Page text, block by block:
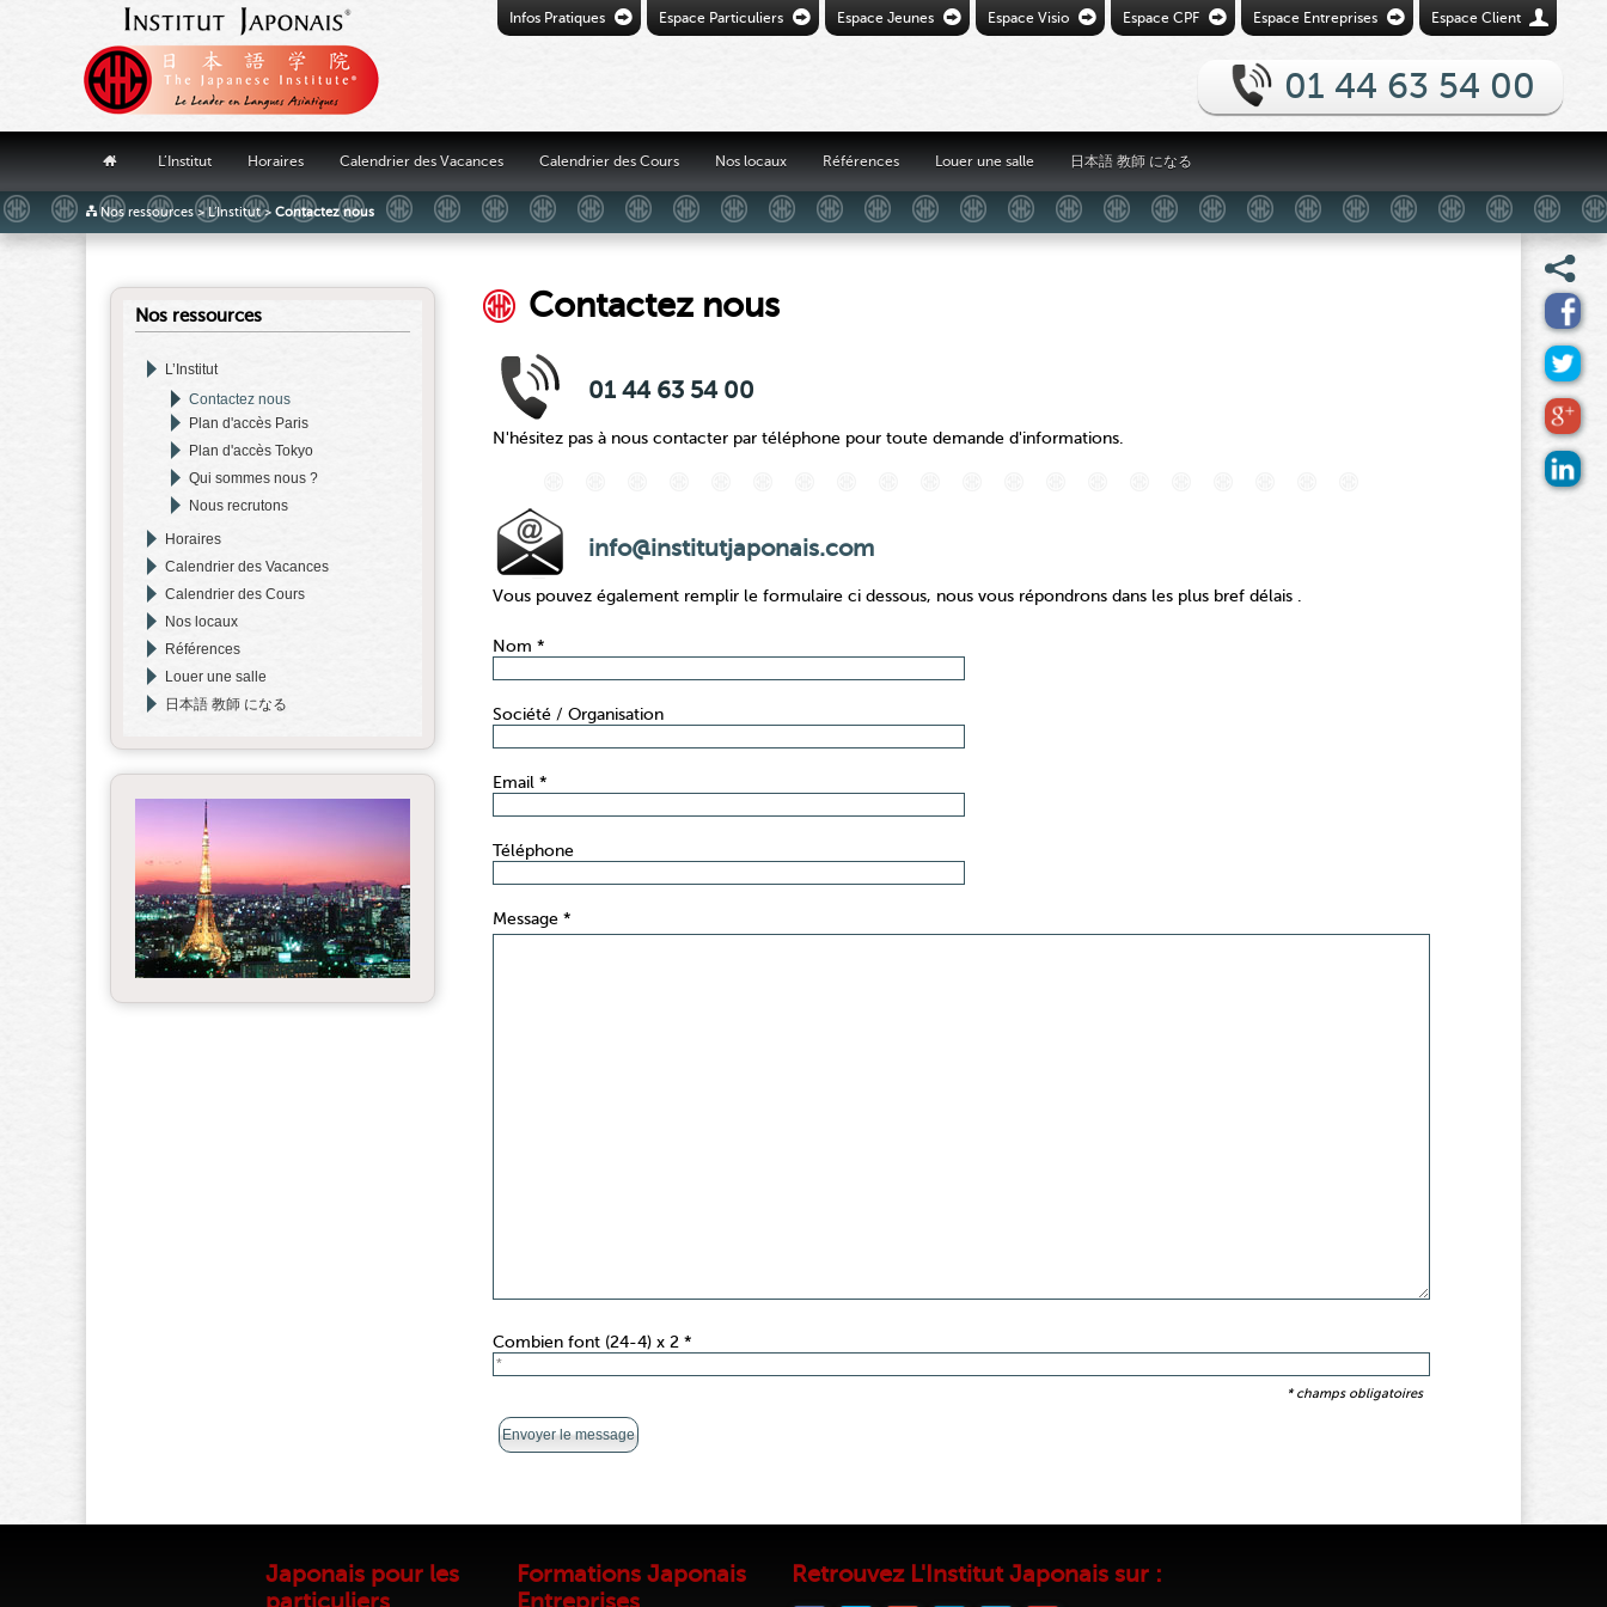
01 44 63 54 00
Ò
Infos Pratiques Ò
Espace Particuliers Ò
Espace Jeunes Ò
Espace Visio Ò
Espace CPF Ò
Espace Entreprises U
Espace Client
" L’Institut Horaires Calendrier des Vacances Calendrier des Cours Nos locaux Références Louer une salle 日本語 教師 になる
Nos ressources>L’Institut> Contactez nous
Nos ressources
L’Institut
Contactez nous
Plan d'accès Paris
Plan d'accès Tokyo
Qui sommes nous ?
Nous recrutons
Horaires
Calendrier des Vacances
Calendrier des Cours
Nos locaux
Références
Louer une salle
日本語 教師 になる
£
Contactez nous
01 44 63 54 00
N'hésitez pas à nous contacter par téléphone pour toute demande d'informations.
info@institutjaponais.com
Vous pouvez également remplir le formulaire ci dessous, nous vous répondrons dans les plus bref délais .
Nom *
Société / Organisation
Email *
Téléphone
Message *
Combien font (24-4) x 2 *
* champs obligatoires
Japonais pour les
Formations Japonais
Retrouvez L'Institut Japonais sur :